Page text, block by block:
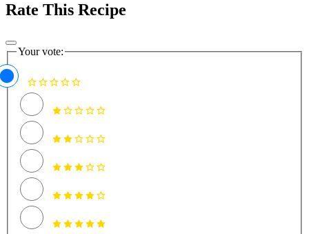
Rate This Recipe
Your vote: